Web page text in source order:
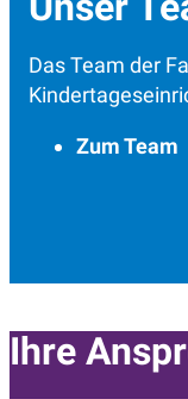
Das Team der
Zum Team
Ihre